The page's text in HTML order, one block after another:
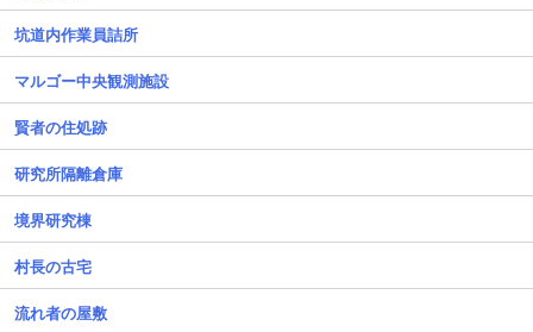
坑道内作業員詰所
マルゴー中央観測施設
賢者の住処跡
研究所隔離倉庫
境界研究棟
村長の古宅
流れ者の屋敷